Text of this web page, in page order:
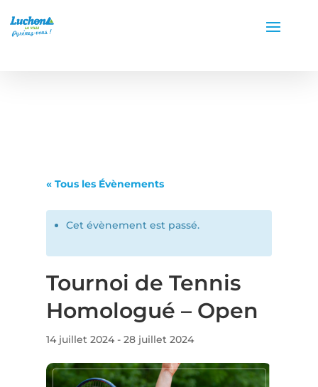
« Tous les Évènements
Cet évènement est passé.
Tournoi de Tennis
Homologué – Open
14 juillet 2024- 28 juillet 2024